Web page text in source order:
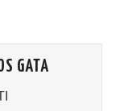
GATA